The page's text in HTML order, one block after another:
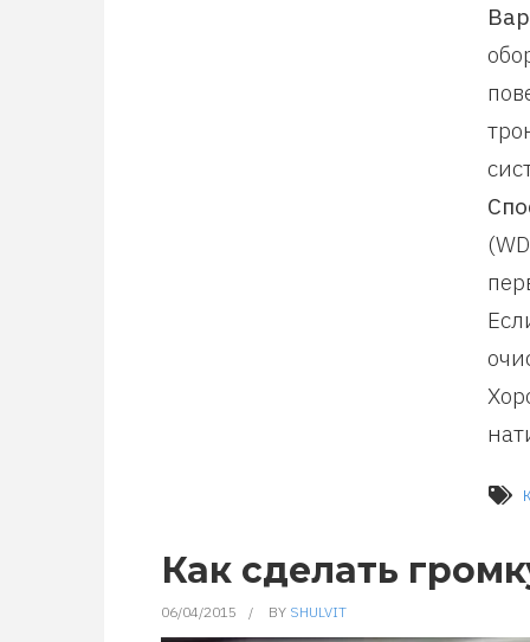
Как сделать
06/04/2015 BY SHULVIT